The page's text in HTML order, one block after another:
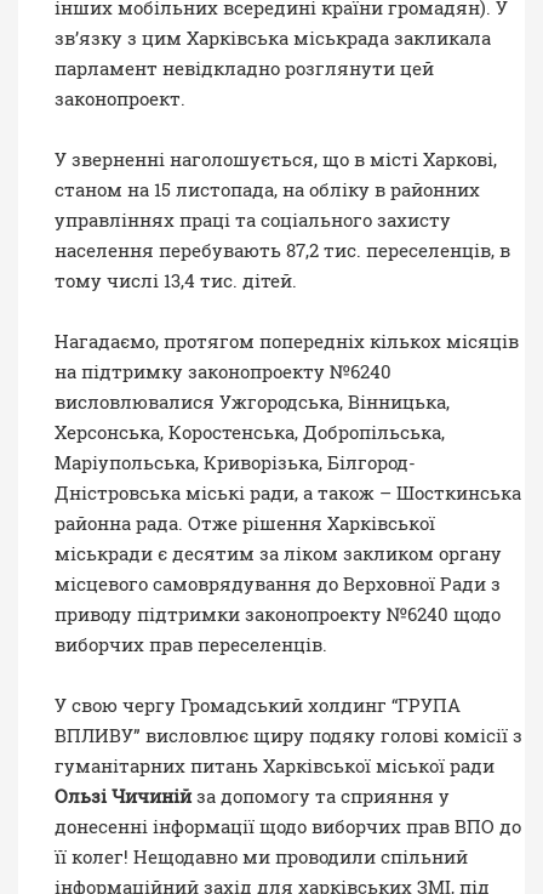
інших мобільних всередині країни громадян). У
зв’язку з цим Харківська міськрада закликала
парламент невідкладно розглянути цей
законопроект.
У зверненні наголошується, що в місті Харкові,
станом на 15 листопада, на обліку в районних
управліннях праці та соціального захисту
населення перебувають 87,2 тис. переселенців, в
тому числі 13,4 тис. дітей.
Нагадаємо, протягом попередніх кількох місяців
на підтримку законопроекту №6240
висловлювалися Ужгородська, Вінницька,
Херсонська, Коростенська, Добропільська,
Маріупольська, Криворізька, Білгород-
Дністровська міські ради, а також – Шосткинська
районна рада. Отже рішення Харківської
міськради є десятим за ліком закликом органу
місцевого самоврядування до Верховної Ради з
приводу підтримки законопроекту №6240 щодо
виборчих прав переселенців.
У свою чергу Громадський холдинг “ГРУПА
ВПЛИВУ” висловлює щиру подяку голові комісії з
гуманітарних питань Харківської міської ради
Ользі Чичинійза допомогу та сприяння у
донесенні інформації щодо виборчих прав ВПО до
її колег! Нещодавно ми проводили спільний
інформаційний захід для харківських ЗМІ, під